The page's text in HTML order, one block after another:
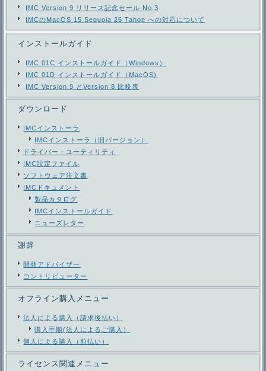
IMC Version 9 リリース記念セール No.3
IMCのMacOS 15 Sequoia 26 Tahoe への対応について
インストールガイド
IMC 01C インストールガイド（Windows）
IMC 01D インストールガイド（MacOS)
IMC Version 9 とVersion 8 比較表
ダウンロード
IMCインストーラ
IMCインストーラ（旧バージョン）
ドライバー・ユーティリティ
IMC設定ファイル
ソフトウェア注文書
IMCドキュメント
製品カタログ
IMCインストールガイド
ニューズレター
謝辞
開発アドバイザー
コントリビューター
オフライン購入メニュー
法人による購入（請求後払い）
購入手順(法人によるご購入）
個人による購入（前払い）
ライセンス関連メニュー